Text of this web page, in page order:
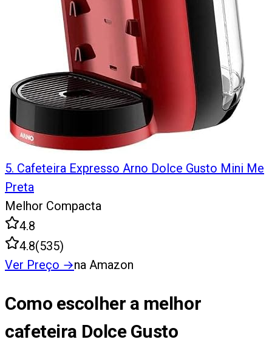
5. Cafeteira Expresso Arno Dolce Gusto Mini Me
Preta
Melhor Compacta
4.8
4.8(535)
Ver Preço →na Amazon
Como escolher a melhor
cafeteira Dolce Gusto